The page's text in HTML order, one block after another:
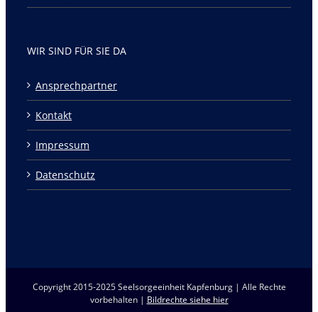
WIR SIND FÜR SIE DA
Ansprechpartner
Kontakt
Impressum
Datenschutz
Copyright 2015-2025 Seelsorgeeinheit Kapfenburg | Alle Rechte
vorbehalten | Bildrechte siehe hier